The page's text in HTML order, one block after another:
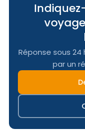
Réponse sous
par un